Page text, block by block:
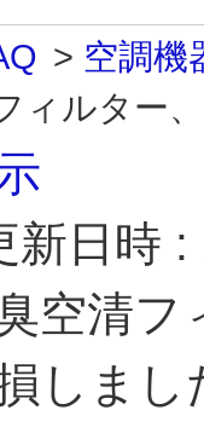
> 空調機
ィルター
新日時
空清
しま